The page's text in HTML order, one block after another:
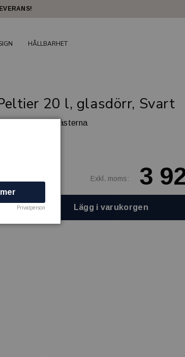
HÅLLBARHET
20 l, glasdörr, Svart
till gästerna
Exkl. moms: 3
Lägg i varukorgen
Privatperson